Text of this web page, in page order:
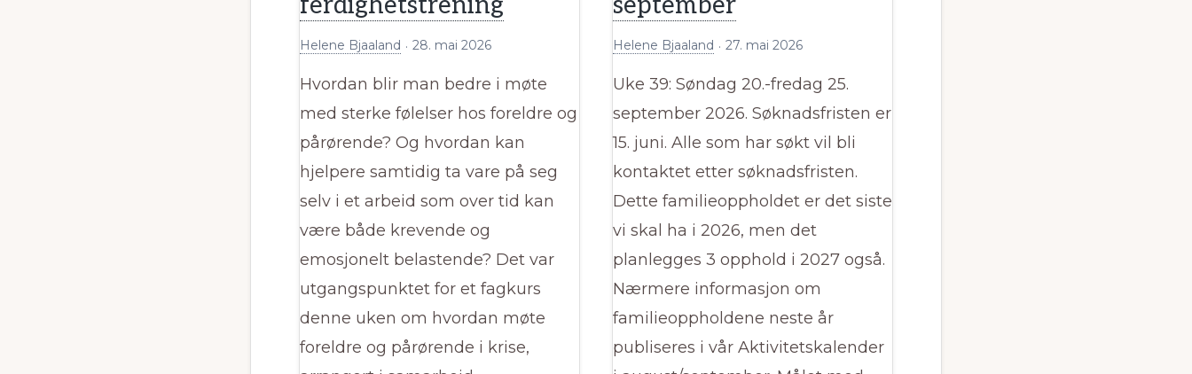
Helene Bjaaland 28. mai 2026
Hvordan blir man bedre i møte
med sterke følelser hos foreldre og
pårørende? Og hvordan kan
hjelpere samtidig ta vare på seg
selv i et arbeid som over tid kan
være både krevende og
emosjonelt belastende? Det var
utgangspunktet for et fagkurs
denne uken om hvordan møte
foreldre og pårørende i krise,
Helene Bjaaland 27. mai 2026
Uke 39: Søndag 20.-fredag 25.
september 2026. Søknadsfristen er
15. juni. Alle som har søkt vil bli
kontaktet etter søknadsfristen.
Dette familieoppholdet er det siste
vi skal ha i 2026, men det
planlegges 3 opphold i 2027 også.
Nærmere informasjon om
familieoppholdene neste år
publiseres i vår Aktivitetskalender